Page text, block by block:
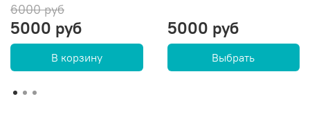
6000 руб
5000 руб
В корзину
5000 руб
Выбрать